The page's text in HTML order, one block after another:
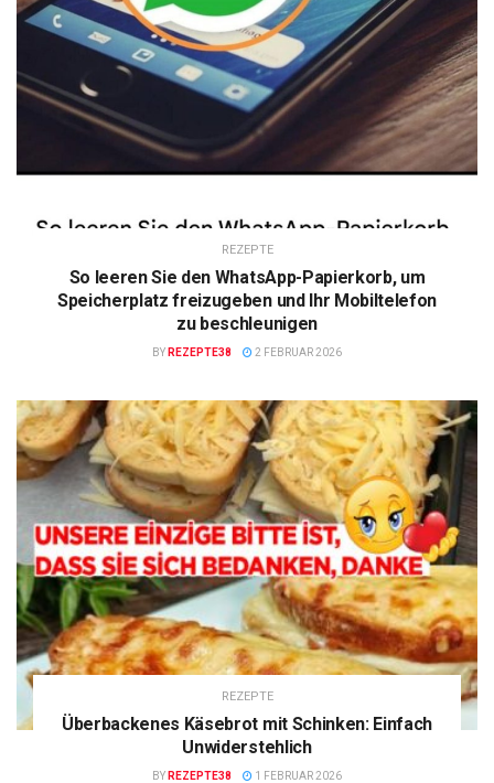
REZEPTE
So leeren Sie den WhatsApp-Papierkorb, um
Speicherplatz freizugeben und Ihr Mobiltelefon
zu beschleunigen
BY REZEPTE38 2 FEBRUAR 2026
REZEPTE
Überbackenes Käsebrot mit Schinken: Einfach
Unwiderstehlich
BY REZEPTE38 1 FEBRUAR 2026